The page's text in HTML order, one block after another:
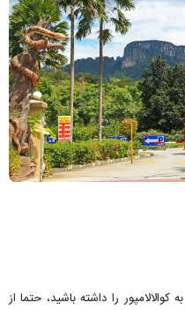
را داشته باشید، حتما از